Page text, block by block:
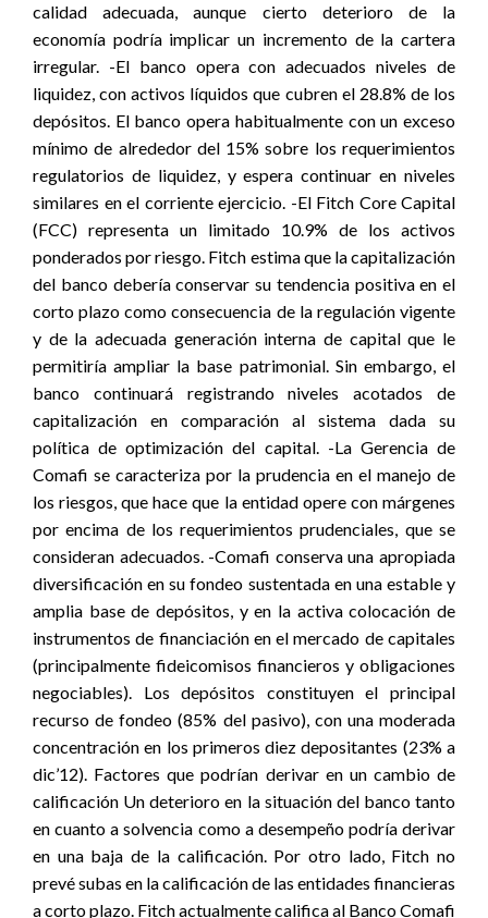
calidad adecuada, aunque cierto deterioro de la
economía podría implicar un incremento de la cartera
irregular. -El banco opera con adecuados niveles de
liquidez, con activos líquidos que cubren el 28.8% de los
depósitos. El banco opera habitualmente con un exceso
mínimo de alrededor del 15% sobre los requerimientos
regulatorios de liquidez, y espera continuar en niveles
similares en el corriente ejercicio. -El Fitch Core Capital
(FCC) representa un limitado 10.9% de los activos
ponderados por riesgo. Fitch estima que la capitalización
del banco debería conservar su tendencia positiva en el
corto plazo como consecuencia de la regulación vigente
y de la adecuada generación interna de capital que le
permitiría ampliar la base patrimonial. Sin embargo, el
banco continuará registrando niveles acotados de
capitalización en comparación al sistema dada su
política de optimización del capital. -La Gerencia de
Comafi se caracteriza por la prudencia en el manejo de
los riesgos, que hace que la entidad opere con márgenes
por encima de los requerimientos prudenciales, que se
consideran adecuados. -Comafi conserva una apropiada
diversificación en su fondeo sustentada en una estable y
amplia base de depósitos, y en la activa colocación de
instrumentos de financiación en el mercado de capitales
(principalmente fideicomisos financieros y obligaciones
negociables). Los depósitos constituyen el principal
recurso de fondeo (85% del pasivo), con una moderada
concentración en los primeros diez depositantes (23% a
dic’12). Factores que podrían derivar en un cambio de
calificación Un deterioro en la situación del banco tanto
en cuanto a solvencia como a desempeño podría derivar
en una baja de la calificación. Por otro lado, Fitch no
prevé subas en la calificación de las entidades financieras
a corto plazo. Fitch actualmente califica al Banco Comafi